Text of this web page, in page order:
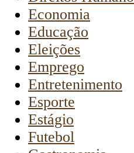
Economia
Educação
Eleições
Emprego
Entretenimento
Esporte
Estágio
Futebol